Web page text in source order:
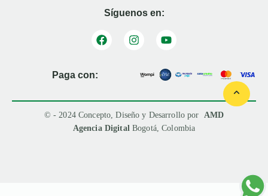
Síguenos en:
Paga con:
© - 2024 Concepto, Diseño y Desarrollo por AMD
Agencia Digital Bogotá, Colombia